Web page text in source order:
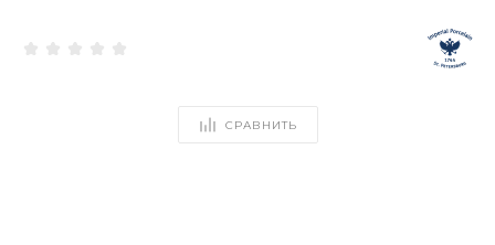
СРАВНИТЬ